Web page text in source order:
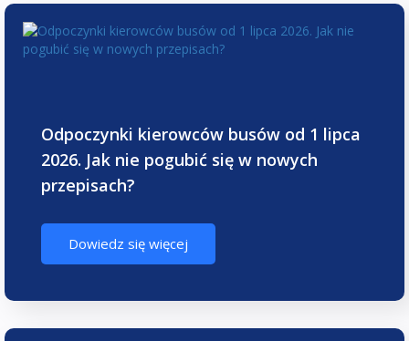
Odpoczynki kierowców busów od 1 lipca
2026. Jak nie pogubić się w nowych
przepisach?
Dowiedz się więcej